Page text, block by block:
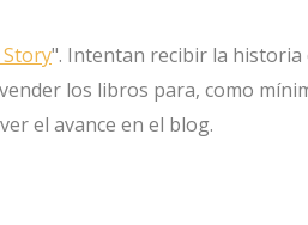
". Intentan recibir la historia
los libros para, como
el avance en el blog.